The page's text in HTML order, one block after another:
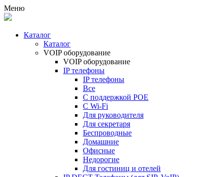
Меню
Каталог
Каталог
VOIP оборудование
VOIP оборудование
IP телефоны
IP телефоны
Все
С поддержкой POE
C Wi-Fi
Для руководителя
Для секретаря
Беспроводные
Домашние
Офисные
Недорогие
Для гостиниц и отелей